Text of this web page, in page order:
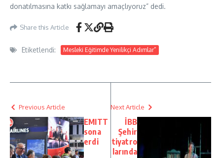
donatılmasına katkı sağlamayı amaçlıyoruz” dedi.
Share this Article
Etiketlendi: Mesleki Eğitimde Yenilikçi Adımlar”
Previous Article
EMITT
sona
erdi
Next Article
İBB
Şehir
tiyatro
larında